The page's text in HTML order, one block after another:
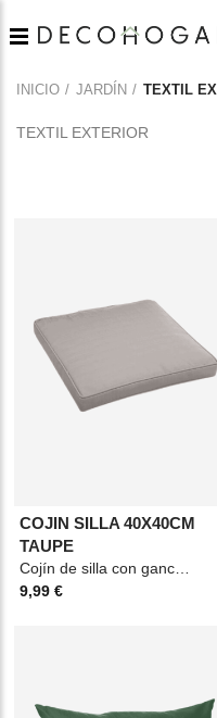
INICIO JARDÍN TEXTIL
TEXTIL EXTERIOR
COJIN SILLA 40X40CM
TAUPE
Cojín de silla con gancho. Material: Poliéster y espuma. Medidas: 40x40cm. Color:
9,99 €